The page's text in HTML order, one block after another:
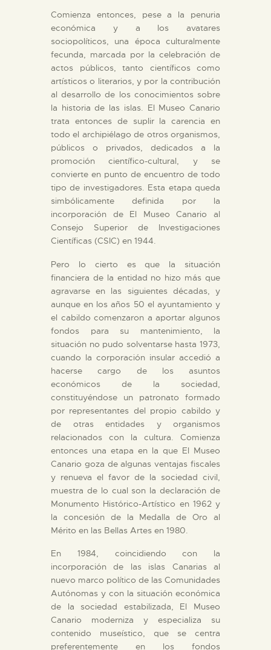
Comienza entonces, pese a la penuria
económica y a los avatares
sociopolíticos, una época culturalmente
fecunda, marcada por la celebración de
actos públicos, tanto científicos como
artísticos o literarios, y por la contribución
al desarrollo de los conocimientos sobre
la historia de las islas. El Museo Canario
trata entonces de suplir la carencia en
todo el archipiélago de otros organismos,
públicos o privados, dedicados a la
promoción científico-cultural, y se
convierte en punto de encuentro de todo
tipo de investigadores. Esta etapa queda
simbólicamente definida por la
incorporación de El Museo Canario al
Consejo Superior de Investigaciones
Científicas (CSIC) en 1944.
Pero lo cierto es que la situación
financiera de la entidad no hizo más que
agravarse en las siguientes décadas, y
aunque en los años 50 el ayuntamiento y
el cabildo comenzaron a aportar algunos
fondos para su mantenimiento, la
situación no pudo solventarse hasta 1973,
cuando la corporación insular accedió a
hacerse cargo de los asuntos
económicos de la sociedad,
constituyéndose un patronato formado
por representantes del propio cabildo y
de otras entidades y organismos
relacionados con la cultura. Comienza
entonces una etapa en la que El Museo
Canario goza de algunas ventajas fiscales
y renueva el favor de la sociedad civil,
muestra de lo cual son la declaración de
Monumento Histórico-Artístico en 1962 y
la concesión de la Medalla de Oro al
Mérito en las Bellas Artes en 1980.
En 1984, coincidiendo con la
incorporación de las islas Canarias al
nuevo marco político de las Comunidades
Autónomas y con la situación económica
de la sociedad estabilizada, El Museo
Canario moderniza y especializa su
contenido museístico, que se centra
preferentemente en los fondos